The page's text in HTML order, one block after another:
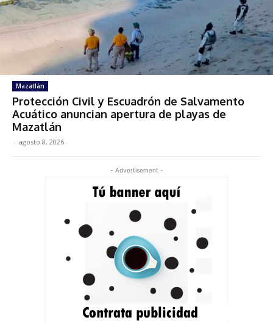
Mazatlán
Protección Civil y Escuadrón de Salvamento
Acuático anuncian apertura de playas de
Mazatlán
- agosto 8, 2026
- Advertisement -